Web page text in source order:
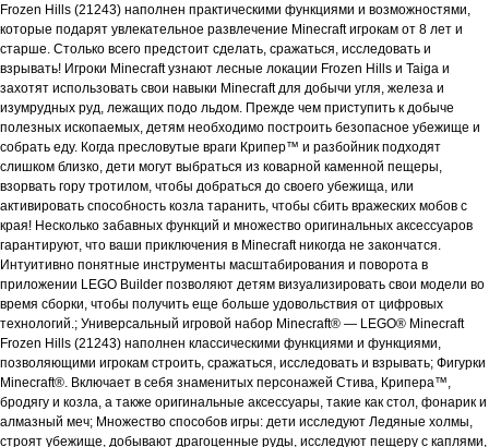
Frozen Hills (21243) наполнен практическими функциями и возможностями,
которые подарят увлекательное развлечение Minecraft игрокам от 8 лет и
старше. Столько всего предстоит сделать, сражаться, исследовать и
взрывать! Игроки Minecraft узнают лесные локации Frozen Hills и Taiga и
захотят использовать свои навыки Minecraft для добычи угля, железа и
изумрудных руд, лежащих подо льдом. Прежде чем приступить к добыче
полезных ископаемых, детям необходимо построить безопасное убежище и
собрать еду. Когда пресловутые враги Крипер™ и разбойник подходят
слишком близко, дети могут выбраться из коварной каменной пещеры,
взорвать гору тротилом, чтобы добраться до своего убежища, или
активировать способность козла таранить, чтобы сбить вражеских мобов с
края! Несколько забавных функций и множество оригинальных аксессуаров
гарантируют, что ваши приключения в Minecraft никогда не закончатся.
Интуитивно понятные инструменты масштабирования и поворота в
приложении LEGO Builder позволяют детям визуализировать свои модели во
время сборки, чтобы получить еще больше удовольствия от цифровых
технологий.; Универсальный игровой набор Minecraft® — LEGO® Minecraft
Frozen Hills (21243) наполнен классическими функциями и функциями,
позволяющими игрокам строить, сражаться, исследовать и взрывать; Фигурки
Minecraft®. Включает в себя знаменитых персонажей Стива, Крипера™,
бродягу и козла, а также оригинальные аксессуары, такие как стол, фонарик и
алмазный меч; Множество способов игры: дети исследуют Ледяные холмы,
строят убежище, добывают драгоценные руды, исследуют пещеру с каплями,